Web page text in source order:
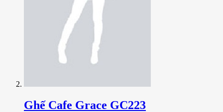
Ghế Cafe Grace GC223